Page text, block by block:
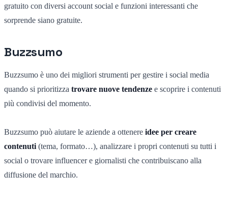
gratuito con diversi account social e funzioni interessanti che
sorprende siano gratuite.
Buzzsumo
Buzzsumo è uno dei migliori strumenti per gestire i social media
quando si prioritizza trovare nuove tendenze e scoprire i contenuti
più condivisi del momento.
Buzzsumo può aiutare le aziende a ottenere idee per creare
contenuti (tema, formato…), analizzare i propri contenuti su tutti i
social o trovare influencer e giornalisti che contribuiscano alla
diffusione del marchio.